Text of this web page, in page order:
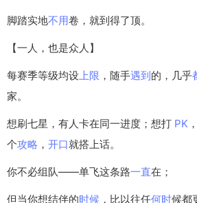
脚踏实地不用卷，就到得了顶。
【一人，也是众人】
每赛季等级均设 上限 ，随手遇到的，几乎
家。
想刷七星，有人卡在同一进度；想打 PK
个攻略 ， 开口就搭上话。
你不必组队——单飞这条路一直在；
但当你想结伴的时候 ，比以往任何时候都